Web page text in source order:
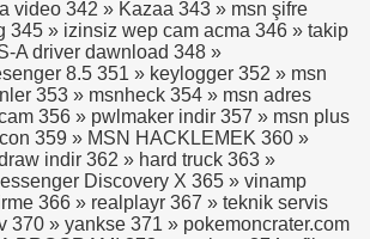
video 342 » Kazaa 343 » msn şifre
345 » izinsiz wep cam acma 346 » takip
A driver dawnload 348 »
8.5 351 » keylogger 352 » msn
353 » msnheck 354 » msn adres
356 » pwlmaker indir 357 » msn plus
359 » MSN HACKLEMEK 360 »
indir 362 » hard truck 363 »
Discovery X 365 » vinamp
366 » realplayr 367 » teknik servis
370 » yankse 371 » pokemoncrater.com